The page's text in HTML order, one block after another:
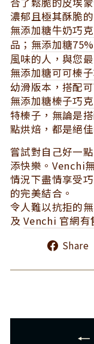
濃郁且極其酥脆
無添加糖⽜奶巧
品； 無添加糖
⾵味的⼈，與您
無添加糖可可榛
幼滑版本，搭配
無添加糖榛⼦巧
特榛⼦，無論是
點烘焙，都是絕
嘗試對自己好一
添快樂。Venchi
情況下盡情享受
的完美結合。
令⼈難以抗拒的
及 Venchi 官網有
Share